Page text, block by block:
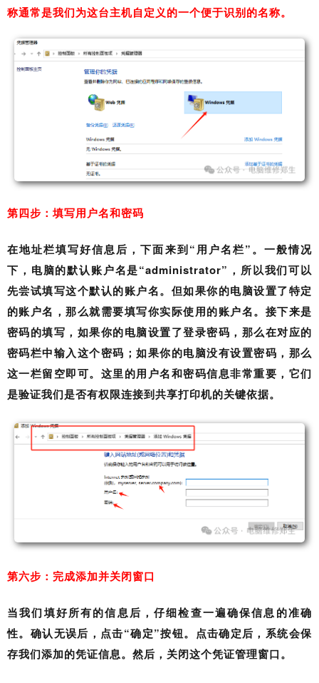
称通常是我们为这台主机自定义的一个便于识别的名称。
第四步：填写用户名和密码
在地址栏填写好信息后，下面来到“用户名栏”。一般情况
下，电脑的默认账户名是“administrator”，所以我们可以
先尝试填写这个默认的账户名。但如果你的电脑设置了特定
的账户名，那么就需要填写你实际使用的账户名。接下来是
密码的填写，如果你的电脑设置了登录密码，那么在对应的
密码栏中输入这个密码；如果你的电脑没有设置密码，那么
这一栏留空即可。这里的用户名和密码信息非常重要，它们
是验证我们是否有权限连接到共享打印机的关键依据。
第六步：完成添加并关闭窗口
当我们填好所有的信息后，仔细检查一遍确保信息的准确
性。确认无误后，点击“确定”按钮。点击确定后，系统会保
存我们添加的凭证信息。然后，关闭这个凭证管理窗口。